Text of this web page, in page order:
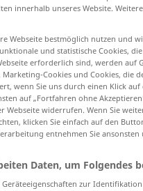
innerhalb unseres Website.
Webseite bestmöglich nutzen und
und statistische Cookies,
erforderlich sind, werden auf
Cookies und Cookies, die
wenn Sie uns durch einen Klick
auf „Fortfahren ohne
Webseite widerrufen. Wenn Sie
klicken Sie einfach auf den
entnehmen Sie ansonsten
Daten, um Folgendes
zur